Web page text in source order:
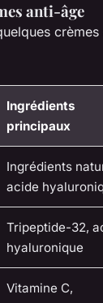
anti-âge
Ingrédients
principaux
Ingrédients
acide
Tripeptide-32,
hyaluronique
Vitamine C,